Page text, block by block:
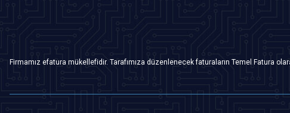
Firmamız efatura mükellefidir. Tarafımıza düzenlenecek faturaların Temel Fatura